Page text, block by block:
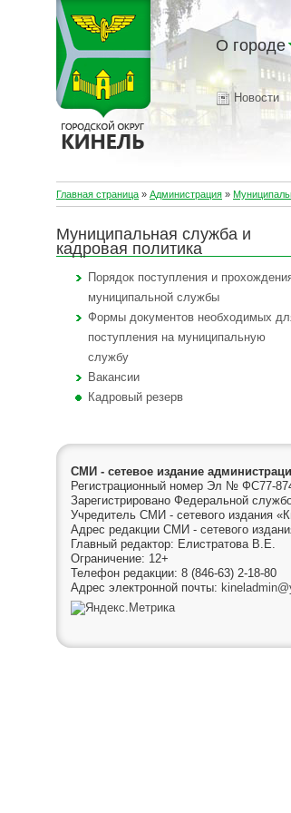
О городе
Новости
Главная страница » Администрация »
Муниципальная служба и
кадровая политика
Порядок поступления и
муниципальной службы
Формы документов необходимых
поступления на муниципальную
службу
Вакансии
Кадровый резерв
СМИ - сетевое издание
Регистрационный номер Эл № ФС77-
Зарегистрировано Федеральной
Учредитель СМИ - сетевого издания
Адрес редакции СМИ - сетевого
Главный редактор: Елистратова В.Е.
Ограничение: 12+
Телефон редакции: 8 (846-63) 2-18-80
Адрес электронной почты: